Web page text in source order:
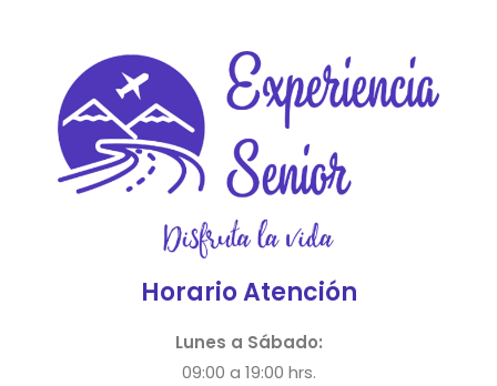
Horario Atención
Lunes a Sábado:
09:00 a 19:00 hrs.